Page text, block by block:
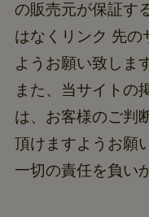
の販売元が保証す
はなくリンク 先の
ようお願い致しま
また、当サイトの
は、お客様のご判
頂けますようお願
一切の責任を負い